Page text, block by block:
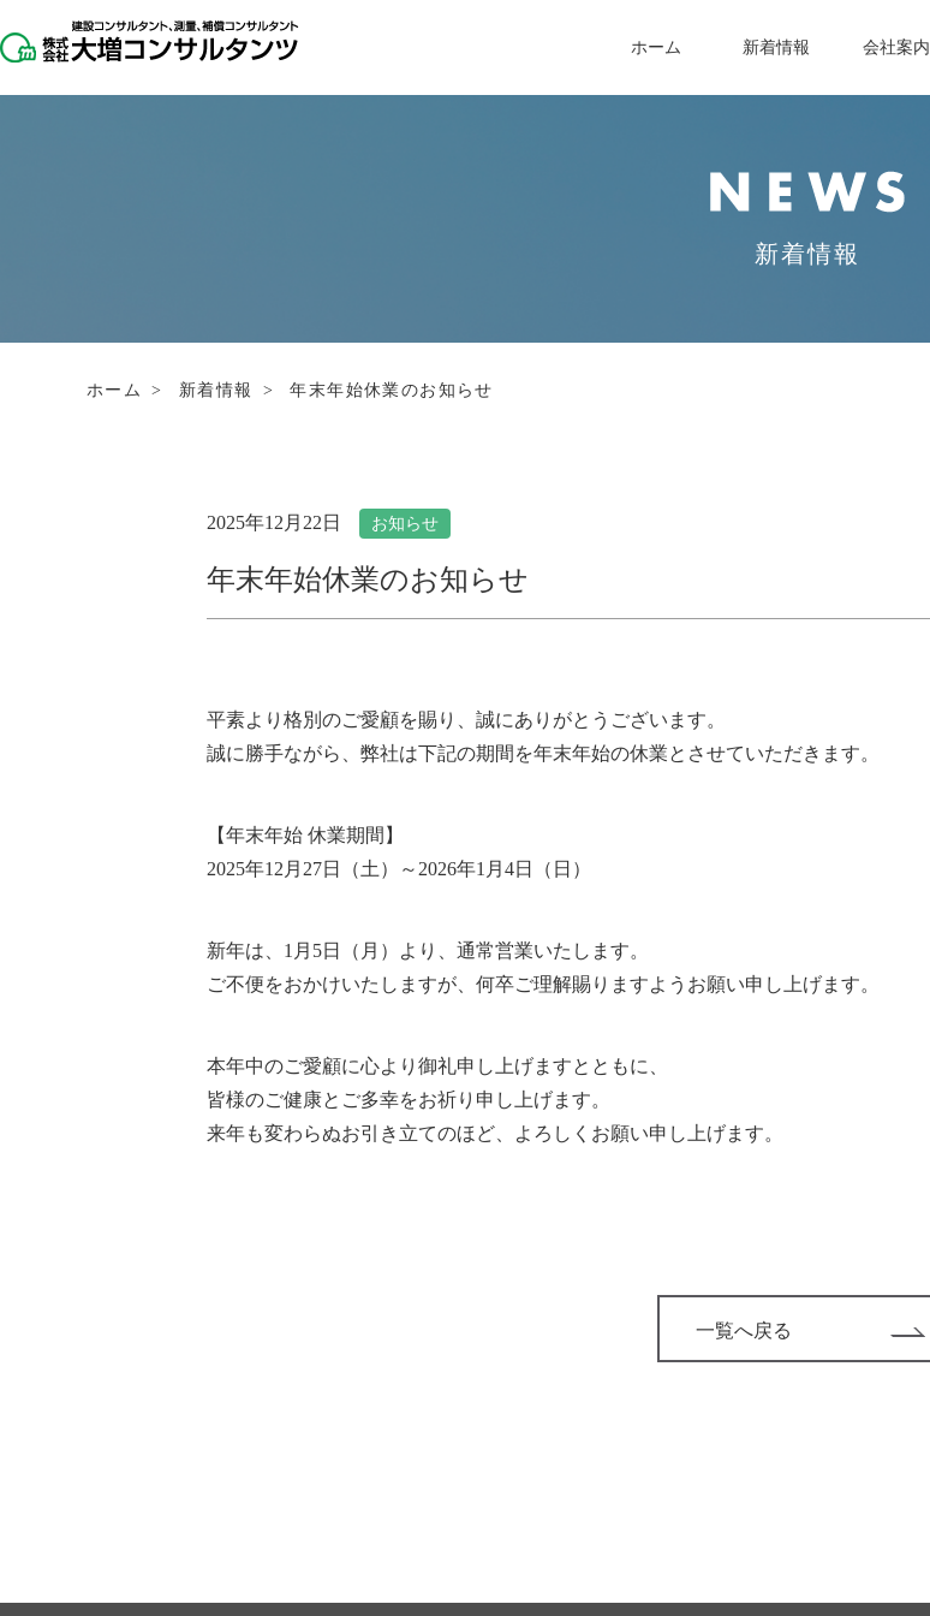
ホーム 新着情報 会社案内
新着情報
ホーム > 新着情報 > 年末年始休業のお知らせ
2025年12月22日 お知らせ
年末年始休業のお知らせ
平素より格別のご愛顧を賜り、誠にありがとうございます。
誠に勝手ながら、弊社は下記の期間を年末年始の休業とさせていただきます。
【年末年始 休業期間】
2025年12月27日（土）～2026年1月4日（日）
新年は、1月5日（月）より、通常営業いたします。
ご不便をおかけいたしますが、何卒ご理解賜りますようお願い申し上げます。
本年中のご愛顧に心より御礼申し上げますとともに、
皆様のご健康とご多幸をお祈り申し上げます。
来年も変わらぬお引き立てのほど、よろしくお願い申し上げます。
一覧へ戻る